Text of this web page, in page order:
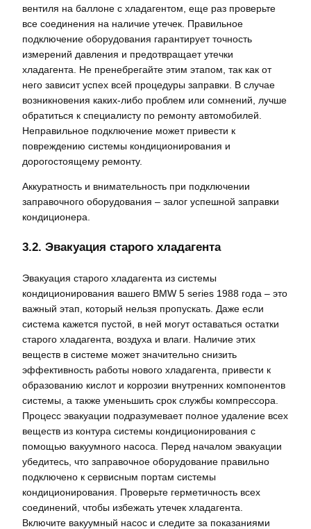
вентиля на баллоне с хладагентом, еще раз проверьте
все соединения на наличие утечек. Правильное
подключение оборудования гарантирует точность
измерений давления и предотвращает утечки
хладагента. Не пренебрегайте этим этапом, так как от
него зависит успех всей процедуры заправки. В случае
возникновения каких-либо проблем или сомнений, лучше
обратиться к специалисту по ремонту автомобилей.
Неправильное подключение может привести к
повреждению системы кондиционирования и
дорогостоящему ремонту.
Аккуратность и внимательность при подключении
заправочного оборудования – залог успешной заправки
кондиционера.
3.2. Эвакуация старого хладагента
Эвакуация старого хладагента из системы
кондиционирования вашего BMW 5 series 1988 года – это
важный этап, который нельзя пропускать. Даже если
система кажется пустой, в ней могут оставаться остатки
старого хладагента, воздуха и влаги. Наличие этих
веществ в системе может значительно снизить
эффективность работы нового хладагента, привести к
образованию кислот и коррозии внутренних компонентов
системы, а также уменьшить срок службы компрессора.
Процесс эвакуации подразумевает полное удаление всех
веществ из контура системы кондиционирования с
помощью вакуумного насоса. Перед началом эвакуации
убедитесь, что заправочное оборудование правильно
подключено к сервисным портам системы
кондиционирования. Проверьте герметичность всех
соединений, чтобы избежать утечек хладагента.
Включите вакуумный насос и следите за показаниями